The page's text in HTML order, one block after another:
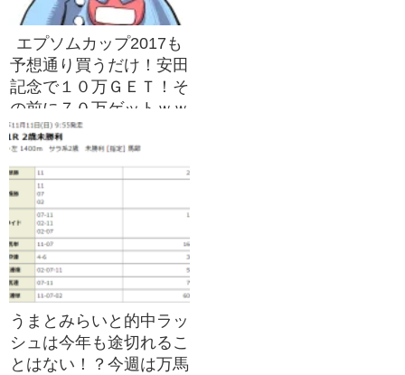
エプソムカップ2017も
予想通り買うだけ！安田
記念で１０万ＧＥＴ！そ
の前に７０万ゲットｗｗ
うまとみらいと的中ラッ
シュは今年も途切れるこ
とはない！？今週は万馬